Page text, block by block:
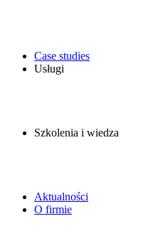
Case studies
Usługi
Szkolenia i wiedza
Aktualności
O firmie